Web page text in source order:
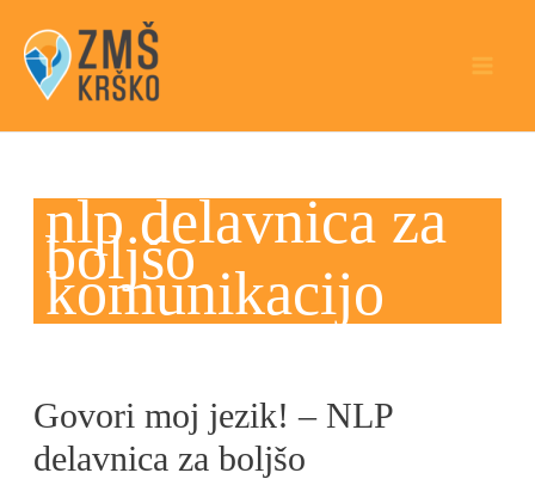
content
nlp delavnica za
boljšo
komunikacijo
Govori moj jezik! – NLP
delavnica za boljšo
Govori
moj